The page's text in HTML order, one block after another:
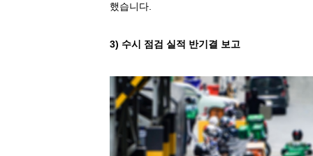
했습니다.
3) 수시 점검 실적 반기결 보고